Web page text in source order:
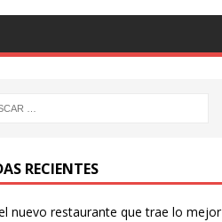
RECIENTES
nuevo restaurante que trae lo mejor